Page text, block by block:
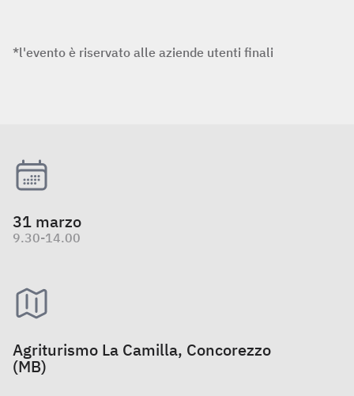
*l'evento è riservato alle aziende utenti finali
31 marzo
9.30-14.00
Agriturismo La Camilla, Concorezzo
(MB)